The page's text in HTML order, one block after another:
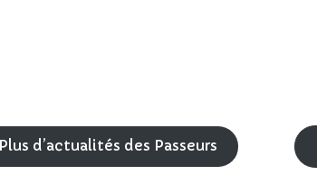
Plus d’actualités des Passeurs